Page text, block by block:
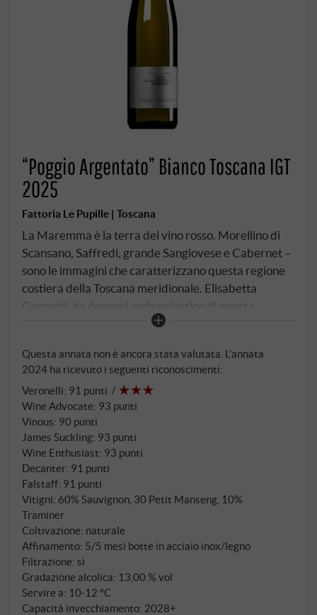
“Poggio Argentato” Bianco Toscana IGT
2025
Fattoria Le Pupille | Toscana
La Maremma è la terra del vino rosso. Morellino di
Scansano, Saffredi, grande Sangiovese e Cabernet –
sono le immagini che caratterizzano questa regione
costiera della Toscana meridionale. Elisabetta
Geppetti, da decenni ambasciatrice di questa
regione, nel 1997 ha osato qualcosa di diverso: un
sauvignon Blanc, Petit Manseng, Traminer, Semillon
– e li ha piantati nel sud. Il risultato si chiama Poggio
Argentato, un vino bianco con – come lo definisce lo
stesso Geppetti – "accento francese e anima
toscana". Le uve provengono da due vigneti: Pian di
Fiora, vicino a Pereta, su terreni tufacei e ricchi di
alabastro, esposti a sud-est, e San Vittorio, vicino a
Scansano, su limo argilloso con quarzo e rocce
magmatiche, aperto alle brezze marine a nord-est.
Da 200 a 250 metri sul livello del mare, 6.500 viti per
ettaro. Il Sauvignon Blanc matura esclusivamente in
acciaio. Le altre varietà trascorrono un breve
periodo in tonneau secondario. Cinque mesi sulle
fecce fini – per ottenere consistenza e profondità
senza l'impressione del legno.
Questa annata non è ancora stata valutata. L’annata
2024 ha ricevuto i seguenti riconoscimenti:
Veronelli: 91 punti
Wine Advocate: 93 punti
Vinous: 90 punti
James Suckling: 93 punti
Wine Enthusiast: 93 punti
Decanter: 91 punti
Falstaff: 91 punti
Vitigni: 60% Sauvignon, 30 Petit Manseng, 10%
Traminer
Coltivazione: naturale
Affinamento: 5/5 mesi botte in acciaio inox/legno
Filtrazione: sì
Gradazione alcolica: 13,00 % vol
Servire a: 10‑12 °C
Capacità invecchiamento: 2028+